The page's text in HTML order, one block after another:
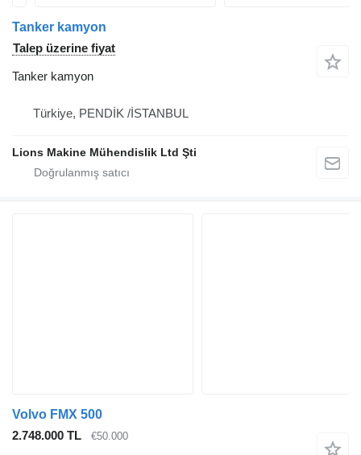
Tanker kamyon
Talep üzerine fiyat
Tanker kamyon
Türkiye, PENDİK /İSTANBUL
Lions Makine Mühendislik Ltd Şti
Volvo FMX 500
2.748.000 TL
€50.000